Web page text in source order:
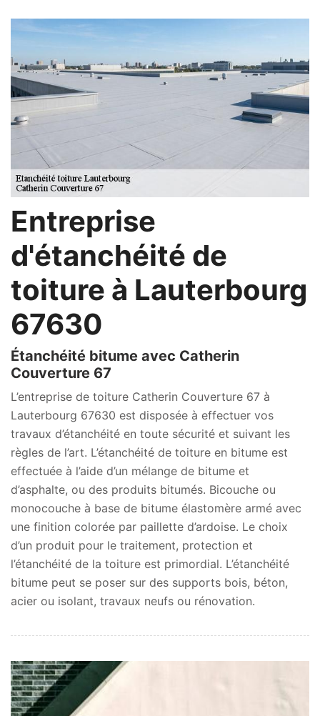
Entreprise
d'étanchéité de
toiture à Lauterbourg
67630
Étanchéité bitume avec Catherin
Couverture 67
L’entreprise de toiture Catherin Couverture 67 à
Lauterbourg 67630 est disposée à effectuer vos
travaux d’étanchéité en toute sécurité et suivant les
règles de l’art. L’étanchéité de toiture en bitume est
effectuée à l’aide d’un mélange de bitume et
d’asphalte, ou des produits bitumés. Bicouche ou
monocouche à base de bitume élastomère armé avec
une finition colorée par paillette d’ardoise. Le choix
d’un produit pour le traitement, protection et
l’étanchéité de la toiture est primordial. L’étanchéité
bitume peut se poser sur des supports bois, béton,
acier ou isolant, travaux neufs ou rénovation.